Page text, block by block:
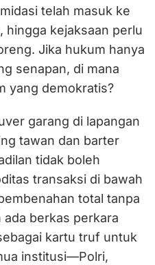
telah masuk ke
hingga kejaksaan perlu
Jika hukum hanya
senapan, di mana
yang demokratis?
garang di lapangan
tawan dan barter
tidak boleh
transaksi di bawah
total tanpa
berkas perkara
kartu truf untuk
institusi—Polri,